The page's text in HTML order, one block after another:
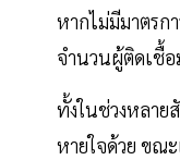
หากไม่มีมาตรก
จำนวนผู้ติดเชื้
ทั้งในช่วงหลาย
หายใจด้วย ขณ